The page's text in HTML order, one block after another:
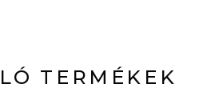
TERMÉKEK